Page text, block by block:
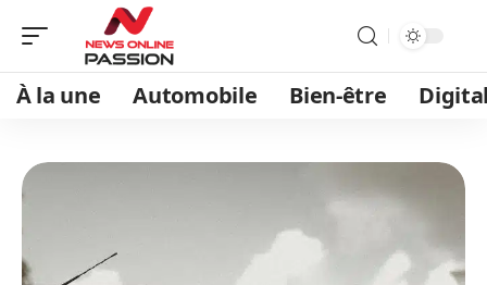
À la une Automobile Bien-être